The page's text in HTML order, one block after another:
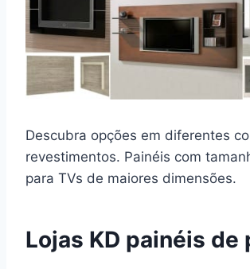
Descubra opções em diferentes
revestimentos. Painéis com
para TVs de maiores dimensões.
Lojas KD painéis de